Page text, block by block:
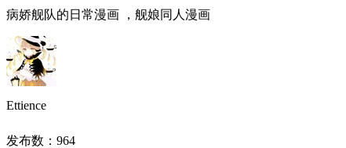
病娇舰队的日常漫画 ，舰娘同人漫画
Ettience
发布数： 964